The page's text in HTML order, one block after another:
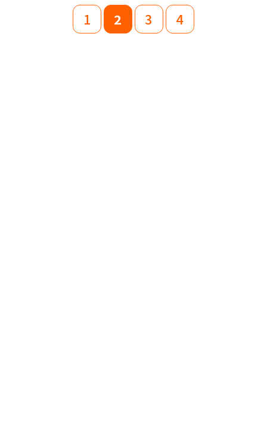
1 2 3 4